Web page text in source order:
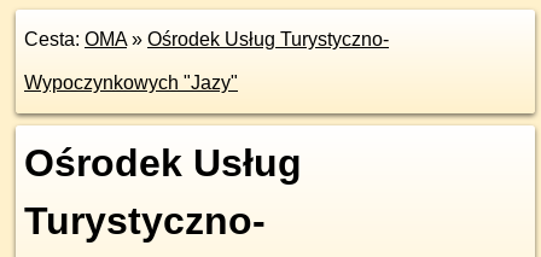
Cesta: OMA» Ośrodek Usług Turystyczno-
Wypoczynkowych "Jazy"
Ośrodek Usług
Turystyczno-